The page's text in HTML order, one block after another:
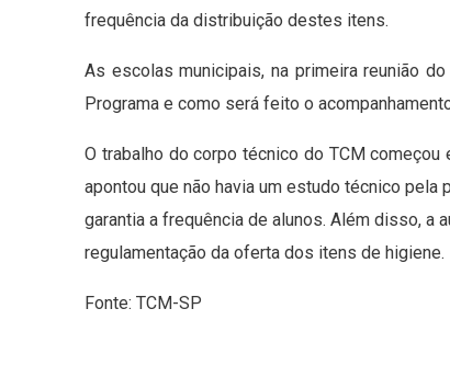
frequência da distribuição destes itens.
As escolas municipais, na primeira reunião
Programa e como será feito o
O trabalho do corpo técnico do TCM
apontou que não havia um estudo técnico
garantia a frequência de alunos. Além disso, a
regulamentação da oferta dos itens de higiene.
Fonte: TCM-SP